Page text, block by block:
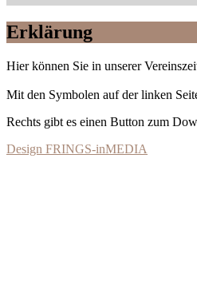
Erklärung
Hier können Sie in unserer
Mit den Symbolen auf der linken
Rechts gibt es einen Button zum
Design FRINGS-inMEDIA